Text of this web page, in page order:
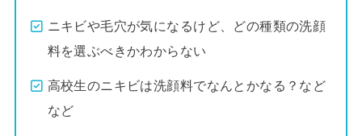
ニキビや毛穴が気になるけど、どの種類の洗顔
料を選ぶべきかわからない
高校生のニキビは洗顔料でなんとかなる？など
など